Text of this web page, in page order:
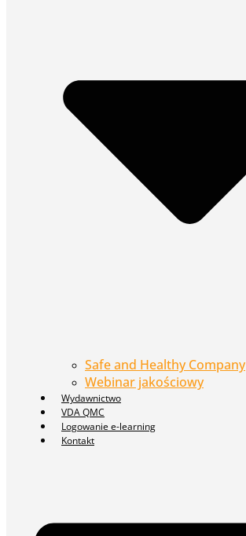
Safe and Healthy Company
Webinar jakościowy
Wydawnictwo
VDA QMC
Logowanie e-learning
Kontakt